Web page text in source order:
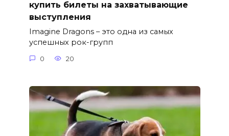
купить билеты на захватывающие
выступления
Imagine Dragons – это одна из самых
успешных рок-групп
0 20